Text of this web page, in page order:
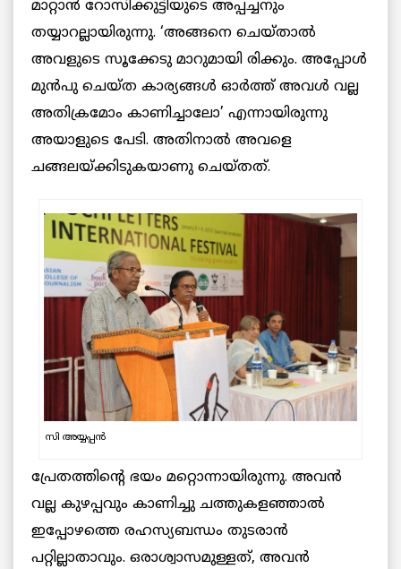
മാറ്റാന്‍ റോസിക്കുട്ടിയുടെ അപ്പച്ചനും
തയ്യാറല്ലായിരുന്നു. ‘അങ്ങനെ ചെയ്താല്‍
അവളുടെ സൂക്കേടു മാറുമായി രിക്കും. അപ്പോള്‍
മുൻപു ചെയ്ത കാര്യങ്ങള്‍ ഓര്‍ത്ത് അവള്‍ വല്ല
അതിക്രമോം കാണിച്ചാലോ’ എന്നായിരുന്നു
അയാളുടെ പേടി. അതിനാല്‍ അവളെ
ചങ്ങലയ്ക്കിടുകയാണു ചെയ്തത്.
സി അയ്യപ്പന്‍
പ്രേതത്തിന്‍റെ ഭയം മറ്റൊന്നായിരുന്നു. അവന്‍
വല്ല കുഴപ്പവും കാണിച്ചു ചത്തുകളഞ്ഞാല്‍
ഇപ്പോഴത്തെ രഹസ്യബന്ധം തുടരാന്‍
പറ്റില്ലാതാവും. ഒരാശ്വാസമുള്ളത്, അവന്‍